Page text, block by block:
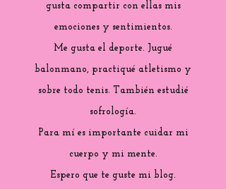
gusta compartir con ellas mis
emociones y sentimientos.
Me gusta el deporte. Jugué
balonmano, practiqué atletismo y
sobre todo tenis. También estudié
sofrología.
Para mí es importante cuidar mi
cuerpo y mi mente.
Espero que te guste mi blog.